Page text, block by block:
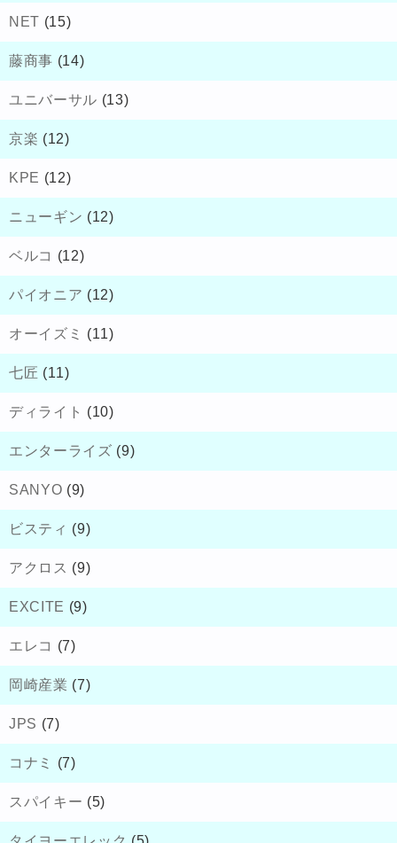
NET (15)
藤商事 (14)
ユニバーサル (13)
京楽 (12)
KPE (12)
ニューギン (12)
ベルコ (12)
パイオニア (12)
オーイズミ (11)
七匠 (11)
ディライト (10)
エンターライズ (9)
SANYO (9)
ビスティ (9)
アクロス (9)
EXCITE (9)
エレコ (7)
岡崎産業 (7)
JPS (7)
コナミ (7)
スパイキー (5)